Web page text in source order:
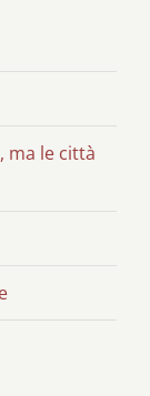
ma le città